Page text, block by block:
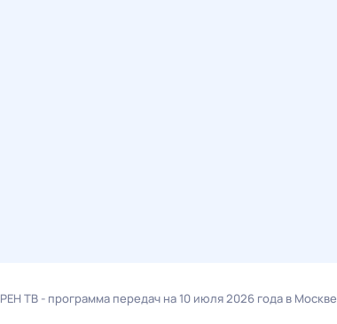
РЕН ТВ - программа передач на 10 июля 2026 года в Москве